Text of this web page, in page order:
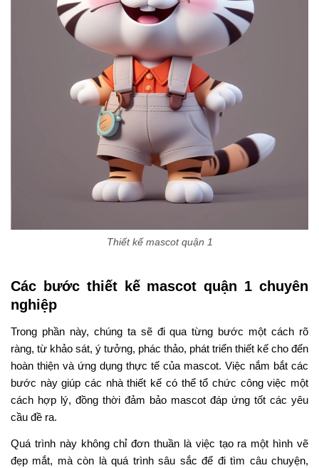
Thiết kế mascot quận 1
Các bước thiết kế mascot quận 1 chuyên
nghiệp
Trong phần này, chúng ta sẽ đi qua từng bước một cách rõ
ràng, từ khảo sát, ý tưởng, phác thảo, phát triển thiết kế cho đến
hoàn thiện và ứng dụng thực tế của mascot. Việc nắm bắt các
bước này giúp các nhà thiết kế có thể tổ chức công việc một
cách hợp lý, đồng thời đảm bảo mascot đáp ứng tốt các yêu
cầu đề ra.
Quá trình này không chỉ đơn thuần là việc tạo ra một hình vẽ
đẹp mắt, mà còn là quá trình sâu sắc để đi tìm câu chuyện,